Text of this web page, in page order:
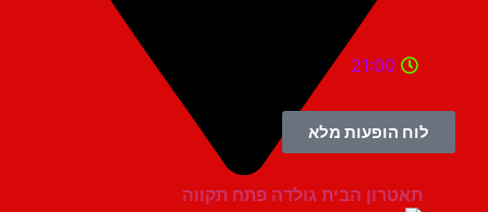
תאטרון הבית גולדה פתח תקווה
21:00
לוח הופעות מלא